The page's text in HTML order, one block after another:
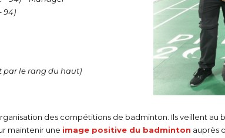
94)
par le rang du haut)
des compétitions de badminton. Ils veillent
maintenir une image positive du badminton auprès